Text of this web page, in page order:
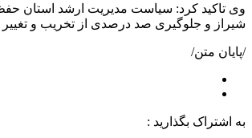
وی تاکید کرد: سیاست مدیریت ارشد استان
شیراز و جلوگیری صد درصدی از تخریب و تغییر
/پایان متن/
به اشتراک بگذارید :